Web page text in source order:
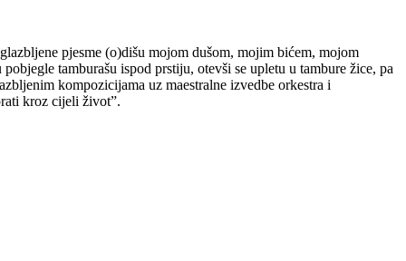
pjesme (o)dišu mojom dušom, mojim bićem, mojom
tamburašu ispod prstiju, otevši se upletu u tambure žice, pa
kompozicijama uz maestralne izvedbe orkestra i
kroz cijeli život”.